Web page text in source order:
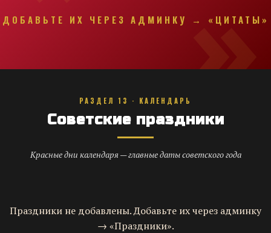
ДОБАВЬТЕ ИХ ЧЕРЕЗ АДМИНКУ → «ЦИТАТЫ»
РАЗДЕЛ 13 · КАЛЕНДАРЬ
Советские праздники
Красные дни календаря — главные даты советского года
Праздники не добавлены. Добавьте их через админку
→ «Праздники».